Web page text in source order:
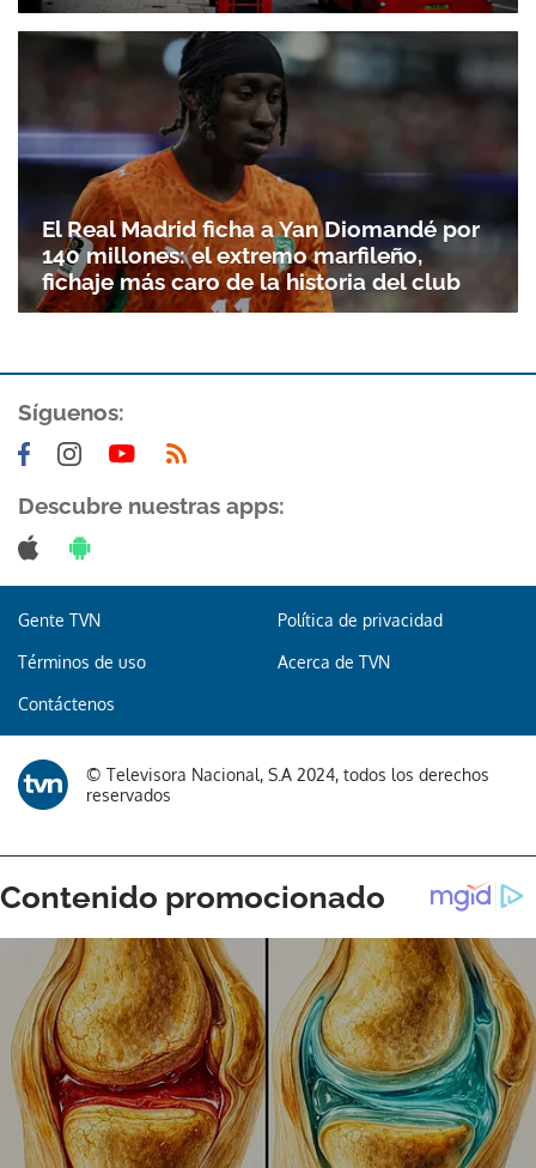
Gracias por suscribirte a nuestro boletín.
El Real Madrid ficha a Yan Diomandé por
140 millones: el extremo marfileño,
fichaje más caro de la historia del club
Síguenos:
Descubre nuestras apps:
Gente TVN Política de privacidad
Términos de uso Acerca de TVN
Contáctenos
© Televisora Nacional, S.A 2024, todos los derechos
reservados